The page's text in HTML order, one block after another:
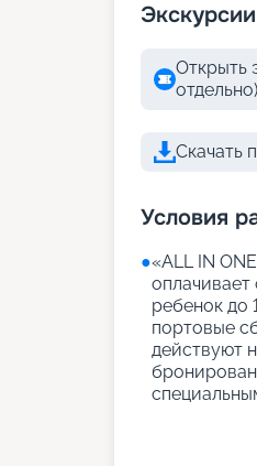
Экскурсии
Открыть
отдельно)
Скачать
Условия
●«АLL IN
ребенок до
портовые
действуют